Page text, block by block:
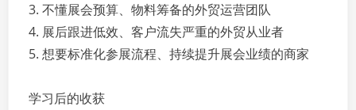
3. 不懂展会预算、物料筹备的外贸运营团队
4. 展后跟进低效、客户流失严重的外贸从业者
5. 想要标准化参展流程、持续提升展会业绩的商家
学习后的收获